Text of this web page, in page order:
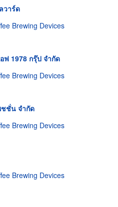
วาร์ด
Brewing Devices
ฟ 1978 กรุ๊ป จำกัด
Brewing Devices
ชั่น จำกัด
Brewing Devices
Brewing Devices